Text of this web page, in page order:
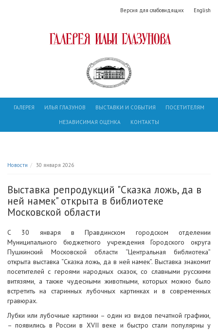
Версия для слабовидящих English
ГАЛЕРЕЯ ИЛЬЯ ГЛАЗУНОВ ВЫСТАВКИ И СОБЫТИЯ ПОСЕТИТЕЛЯМ
НЕЗАВИСИМАЯ ОЦЕНКА КОНТАКТЫ
Новости 30 января 2026
Выставка репродукций "Сказка ложь, да в
ней намек" открыта в библиотеке
Московской области
С 30 января в Правдинском городском отделении
Муниципального бюджетного учреждения Городского округа
Пушкинский Московской области “Центральная библиотека”
открыта выставка “Сказка ложь, да в ней намек”. Выставка знакомит
посетителей с героями народных сказок, со славными русскими
витязями, а также чудесными животными, которых можно было
встретить на старинных лубочных картинках и в современных
гравюрах.
Лубки или лубочные картинки – один из видов печатной графики,
– появились в России в XVII веке и быстро стали популярны у